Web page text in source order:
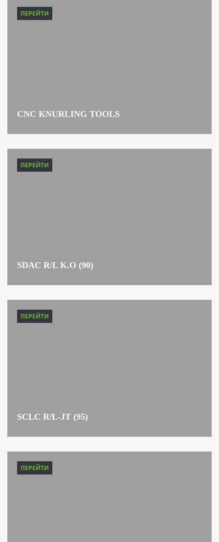
ПЕРЕЙТИ
CNC KNURLING TOOLS
ПЕРЕЙТИ
SDAC R/L K.O (90)
ПЕРЕЙТИ
SCLC R/L-JT (95)
ПЕРЕЙТИ